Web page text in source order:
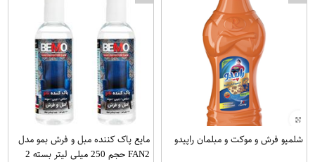
شلمپو فرش و موکت و مبلمان راپیدو
مایع پاک کننده مبل و فرش بمو مدل
FAN2 حجم 250 میلی لیتر بسته 2